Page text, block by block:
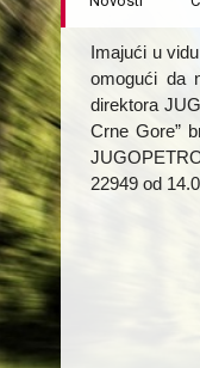
Imajući u
omogući da
direktora
Crne Gore”
22949 od